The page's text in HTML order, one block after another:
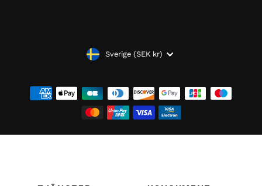
VALUTASverige (SEK kr)